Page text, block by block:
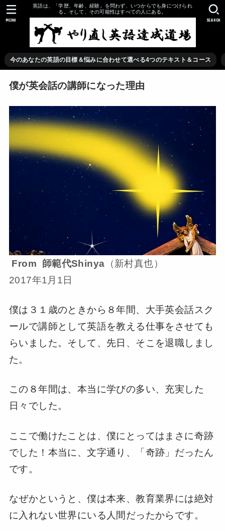
英語は、「学歴、年齢、経験」を問わず、いつからでも身につけられ
る。そして、その可能性はすべての人にある。
今のあなたの英語の目標＆悩みに合わせて選べる4つのテキスト＆コース
SEARCH
MENU
僕が英会話の講師になった理由
From 師範代Shinya （新村真也）
2017年1月1日
僕は３１歳のときから８年間、大手英会話スク
ールで講師として英語を教える仕事をさせても
らいました。そして、先日、そこを退職しまし
た。
この８年間は、本当に学びの多い、充実した
日々でした。
ここで働けたことは、僕にとってはまさに奇跡
でした！本当に、文字通り、「奇跡」だったん
です。
なぜかというと、僕は本来、教育業界には絶対
に入れない世界にいる人間だったからです。